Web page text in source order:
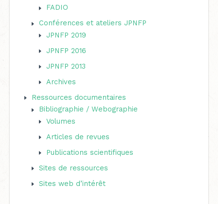
FADIO
Conférences et ateliers JPNFP
JPNFP 2019
JPNFP 2016
JPNFP 2013
Archives
Ressources documentaires
Bibliographie / Webographie
Volumes
Articles de revues
Publications scientifiques
Sites de ressources
Sites web d’intérêt